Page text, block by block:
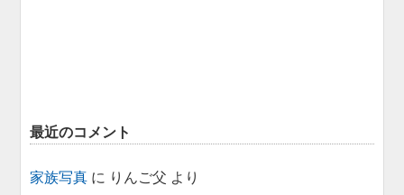
最近のコメント
家族写真 に りんご父 より